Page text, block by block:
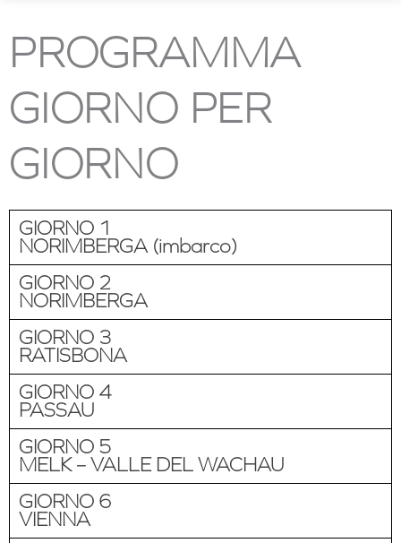
PROGRAMMA
GIORNO PER
GIORNO
GIORNO 1
NORIMBERGA (imbarco)
GIORNO 2
NORIMBERGA
GIORNO 3
RATISBONA
GIORNO 4
PASSAU
GIORNO 5
MELK – VALLE DEL WACHAU
GIORNO 6
VIENNA